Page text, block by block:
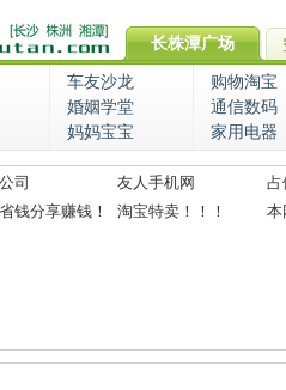
长株潭广场
车友沙龙
购物淘宝
婚姻学堂
通信数码
妈妈宝宝 家用电器
司 友人手机网
占
钱分享赚钱！
淘宝特卖！！！ 本